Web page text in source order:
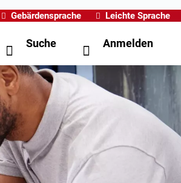
Gebärdensprache Leichte Sprache
Suche Anmelden